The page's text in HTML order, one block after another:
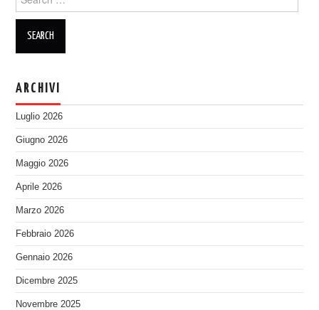
for:
ARCHIVI
Luglio 2026
Giugno 2026
Maggio 2026
Aprile 2026
Marzo 2026
Febbraio 2026
Gennaio 2026
Dicembre 2025
Novembre 2025